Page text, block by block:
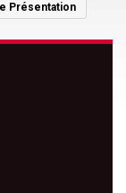
Présentation